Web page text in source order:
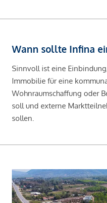
Wann sollte Infina
Sinnvoll ist eine
Immobilie für eine
Wohnraumschaffung oder
soll und externe
sollen.